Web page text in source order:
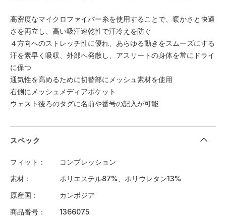
高密度なマイクロファイバー糸を使用することで、暖かさと快適
さを両立し、高い吸汗速乾性で汗冷えを防ぐ
４方向へのストレッチ性に優れ、あらゆる動きをスムーズにする
汗を素早く吸収、外部へ発散し、アスリートの身体を常にドライ
に保つ
通気性を高めるために切替部にメッシュ素材を使用
右側にメッシュメディアポケット
ウェスト後ろのタグに名前や番号の記入が可能
スペック
フィット
コンプレッション
素材
ポリエステル87%、ポリウレタン13%
原産国
カンボジア
商品番号
1366075